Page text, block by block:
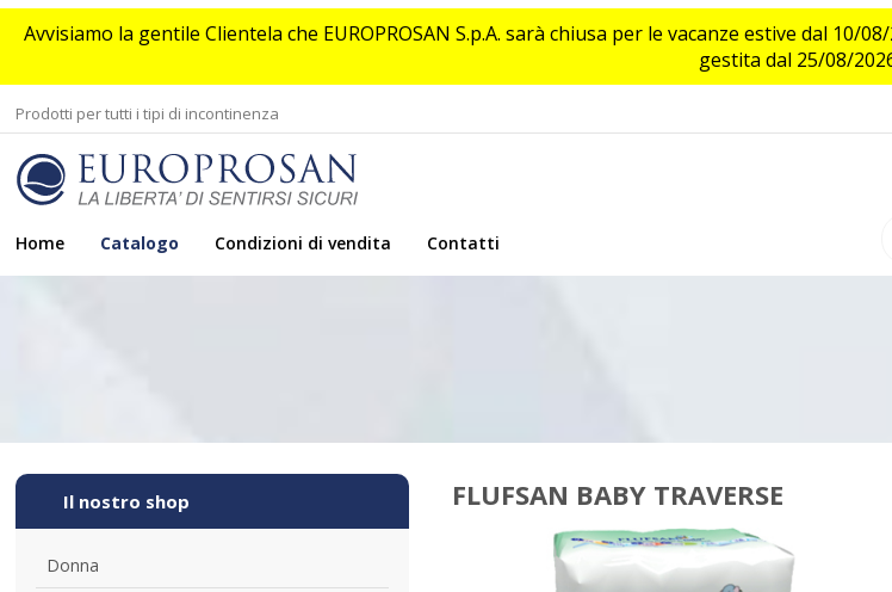
Avvisiamo la gentile Clientela che EUROPROSAN S.p.A. sarà chiusa per le vacanze estive dal
gestita dal 25/08/
Prodotti per tutti i tipi di incontinenza
Home Catalogo Condizioni di vendita Contatti
Il nostro shop
Donna
FLUFSAN BABY TRAVERSE